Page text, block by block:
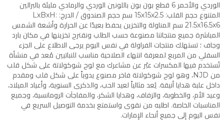
الوردي والأحمر 6 قطع بون بون باللونين الوردي والرمادي مليئة بالبرالين
المتنوع حجم القلب: 15x15x2.5 سم حجم الصندوق / الدرج: LxBxH:
21.5x16.5x6 سم المناولة والتخزين يحفظ بعيدًا عن الحرارة وأشعة الشمس
المباشرة جميع منتجاتنا مصنوعة حسب الطلب ونقترح تخزينها في مكان بارد
وجاف ؛ تستهلك منتجات الفراولة في نفس اليوم يرجى الاطلاع على الجزء
السفلي من المربع لمعرفة انتهاء الصلاحية مناسب للنباتيين مُعد في منشأة
تُستخدم فيها المكسرات عبّر عن مشاعرك مع لوح شوكولاتة على شكل قلب
من NJD، وهو لوح شوكولاتة فاخر مصنوع يدوياً على شكل قلب ومقدم
داخل علبة هدايا أنيقة. يُعد مثالياً لعيد الحب، والذكرى السنوية، وأعياد الميلاد،
وعيد الأم، والخطوبة، والزفاف، وهدايا الشكر، والمفاجآت الرومانسية، وجميع
المناسبات الخاصة. اطلبه من نقوى واستمتع بخدمة التوصيل السريع في
نفس اليوم إلى جميع أنحاء الإمارات.